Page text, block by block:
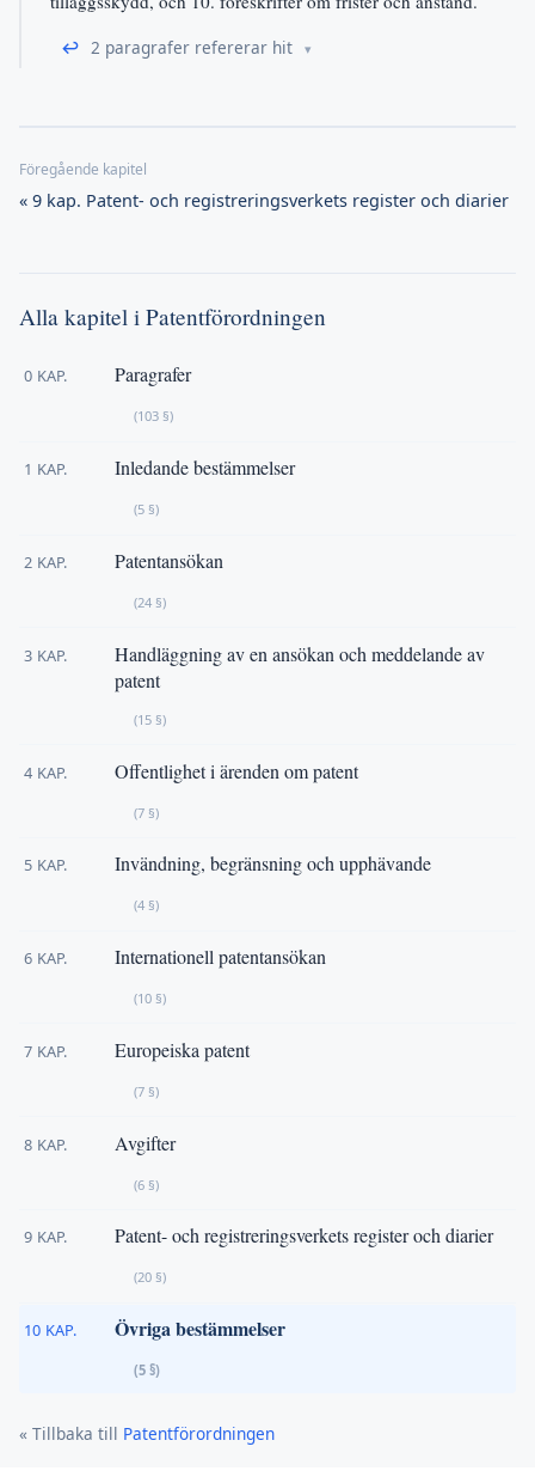
↩ 2 paragrafer refererar hit
« 9 kap. Patent- och registreringsverkets register och diarier
Alla kapitel i Patentförordningen
0 KAP. Paragrafer
(103 §)
1 KAP. Inledande bestämmelser
(5 §)
2 KAP. Patentansökan
(24 §)
3 KAP.
Handläggning av en ansökan och meddelande av
patent
(15 §)
4 KAP. Offentlighet i ärenden om patent
(7 §)
5 KAP. Invändning, begränsning och upphävande
(4 §)
6 KAP. Internationell patentansökan
(10 §)
7 KAP. Europeiska patent
(7 §)
8 KAP. Avgifter
(6 §)
9 KAP. Patent- och registreringsverkets register och diarier
(20 §)
10 KAP. Övriga bestämmelser
(5 §)
« Tillbaka till Patentförordningen